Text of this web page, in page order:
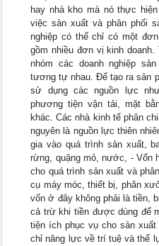
hay nhà kho mà nó thực
việc sản xuất và phân phối
nghiệp có thể chỉ có một
gồm nhiều đơn vị kinh
nhóm các doanh nghiệp
tương tự nhau. Để tạo ra sản
sử dụng các nguồn lực
phương tiện vận tải, mặt
khác. Các nhà kinh tế phân
nguyên là nguồn lực thiên
gia vào quá trình sản xuất,
rừng, quặng mỏ, nước, - Vốn
cho quá trình sản xuất và
cụ máy móc, thiết bị, phân
vốn ở đây không phải là tiền,
cả trừ khi tiền được dùng để
tiện ích phục vụ cho sản
chỉ năng lực về trí tuệ và thể